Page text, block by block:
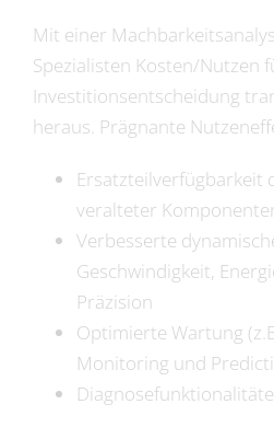
Mit einer
Spezialisten Kosten/Nutzen
Investitionsentscheidung
heraus. Prägnante
Ersatzteilverfügbarkeit
veralteter
Verbesserte
Geschwindigkeit,
Präzision
Optimierte Wartung
Monitoring und